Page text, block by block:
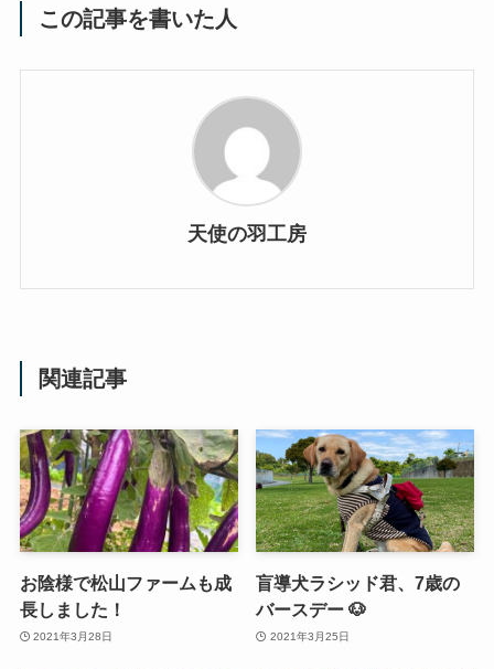
この記事を書いた人
天使の羽工房
関連記事
お陰様で松山ファームも成
長しました！
2021年3月28日
盲導犬ラシッド君、7歳の
バースデー 🐶
2021年3月25日